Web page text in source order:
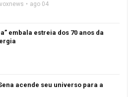
voxnews ago 04
embala estreia dos 70 anos da
acende seu universo para a